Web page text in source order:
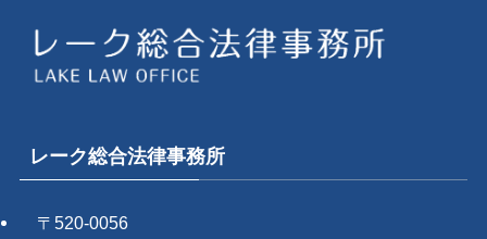
レーク総合法律事務所
〒520-0056